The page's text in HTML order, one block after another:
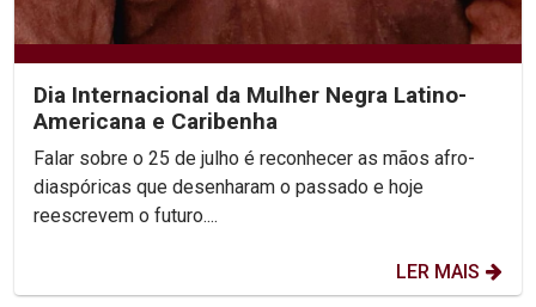
Dia Internacional da Mulher Negra Latino-
Americana e Caribenha
Falar sobre o 25 de julho é reconhecer as mãos afro-
diaspóricas que desenharam o passado e hoje
reescrevem o futuro....
LER MAIS